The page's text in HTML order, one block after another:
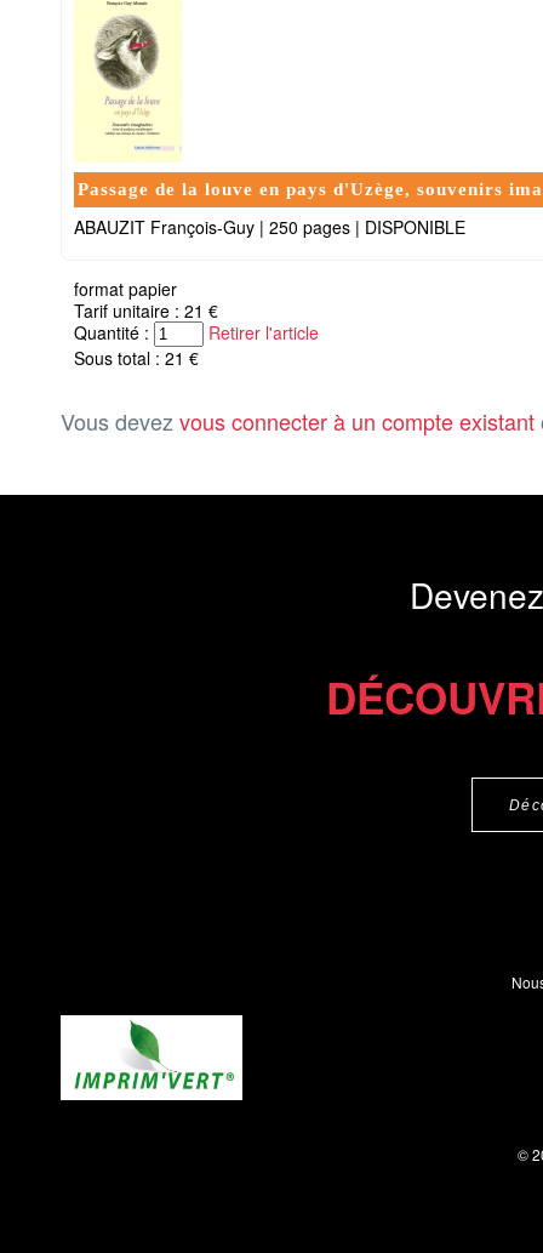
Passage de la louve en pays d'Uzège, souvenirs
ABAUZIT François-Guy | 250 pages | DISPONIBLE
format papier
Tarif unitaire : 21 €
Quantité :
Retirer l'article
Sous total : 21 €
Vous devez vous connecter à un compte existant
©